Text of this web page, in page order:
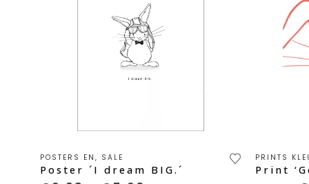
POSTERS EN , SALE
Poster ´I dream BIG.´
PRINTS